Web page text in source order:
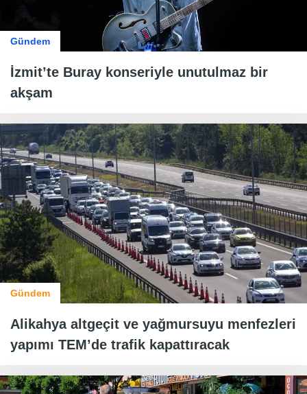
Gündem
İzmit’te Buray konseriyle unutulmaz bir
akşam
Gündem
Alikahya altgeçit ve yağmursuyu menfezleri
yapımı TEM’de trafik kapattıracak